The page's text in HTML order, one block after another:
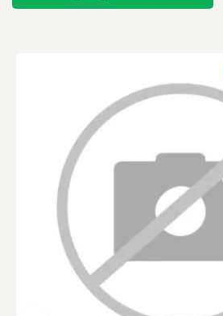
Carregadeira de Rodas Caterpillar:
Escavadeira Hidráulica Caterpillar: